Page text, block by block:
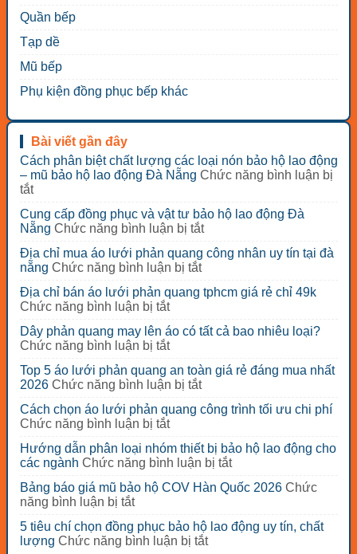
Quần bếp
Tạp dề
Mũ bếp
Phụ kiện đồng phục bếp khác
Bài viết gần đây
Cách phân biệt chất lượng các loại nón bảo hộ lao động
– mũ bảo hộ lao động Đà Nẵng Chức năng bình luận bị
tắtở
phân
biệt
chất
lượng
các
loại
nón
hộ
lao
–
mũ
bảo
hộ
lao
động
Đà
Cung cấp đồng phục và vật tư bảo hộ lao động Đà
Nẵng Chức năng bình luận bị tắtở
cấp
phục
và
tư
lao
Nẵng
Địa chỉ mua áo lưới phản quang công nhân uy tín tại đà
nẵng Chức năng bình luận bị tắtở
chỉ
áo
lưới
quang
công
uy
đà
nẵng
Địa chỉ bán áo lưới phản quang tphcm giá rẻ chỉ 49k
Chức năng bình luận bị tắtở
chỉ
bán
lưới
phản
quang
tphcm
rẻ
chỉ
Dây phản quang may lên áo có tất cả bao nhiêu loại?
Chức năng bình luận bị tắtở
phản
quang
lên
áo
có
tất
bao
Top 5 áo lưới phản quang an toàn giá rẻ đáng mua nhất
2026 Chức năng bình luận bị tắtở
5
lưới
phản
quang
an
rẻ
đáng
Cách chọn áo lưới phản quang công trình tối ưu chi phí
Chức năng bình luận bị tắtở
chọn
áo
lưới
phản
công
trình
Hướng dẫn phân loại nhóm thiết bị bảo hộ lao động cho
các ngành Chức năng bình luận bị tắtở
dẫn
loại
nhóm
Bảng báo giá mũ bảo hộ COV Hàn Quốc 2026 Chức
năng bình luận bị tắtở
báo
giá
5 tiêu chí chọn đồng phục bảo hộ lao động uy tín, chất
lượng Chức năng bình luận bị tắtở